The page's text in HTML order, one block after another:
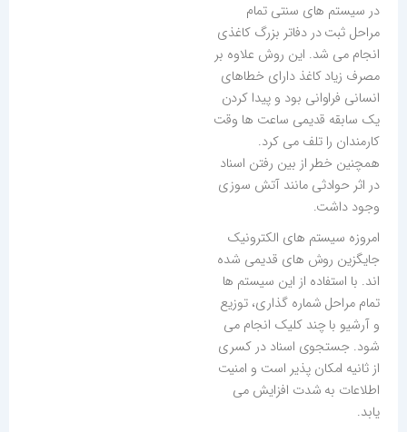
در سیستم های سنتی تمام
مراحل ثبت در دفاتر بزرگ کاغذی
انجام می شد. این روش علاوه بر
مصرف زیاد کاغذ دارای خطاهای
انسانی فراوانی بود و پیدا کردن
یک سابقه قدیمی ساعت ها وقت
کارمندان را تلف می کرد.
همچنین خطر از بین رفتن اسناد
در اثر حوادثی مانند آتش سوزی
وجود داشت.
امروزه سیستم های الکترونیک
جایگزین روش های قدیمی شده
اند. با استفاده از این سیستم ها
تمام مراحل شماره گذاری، توزیع
و آرشیو با چند کلیک انجام می
شود. جستجوی اسناد در کسری
از ثانیه امکان پذیر است و امنیت
اطلاعات به شدت افزایش می
یابد.